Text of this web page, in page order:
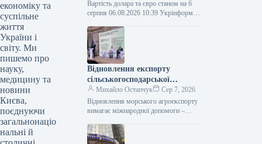
економіку та
суспільне
життя
України і
світу. Ми
пишемо про
науку,
медицину та
новини
Києва,
поєднуючи
загальнонаціо
нальні й
Вартість долара та євро станом на 6
серпня 06.08.2026 10:39 Укрінформ
знецінилася на 6 копійок, європейська
стала…
Відновлення експорту
сільськогосподарської
продукції з України потребує
міжнародної допомоги –
Висоцький
Михайло Остапчук
Сер 7, 2026
Відновлення морського агроекспорту
вимагає міжнародної допомоги –
Укрінформ Забезпечення безпечного
мореплавства та повноцінного